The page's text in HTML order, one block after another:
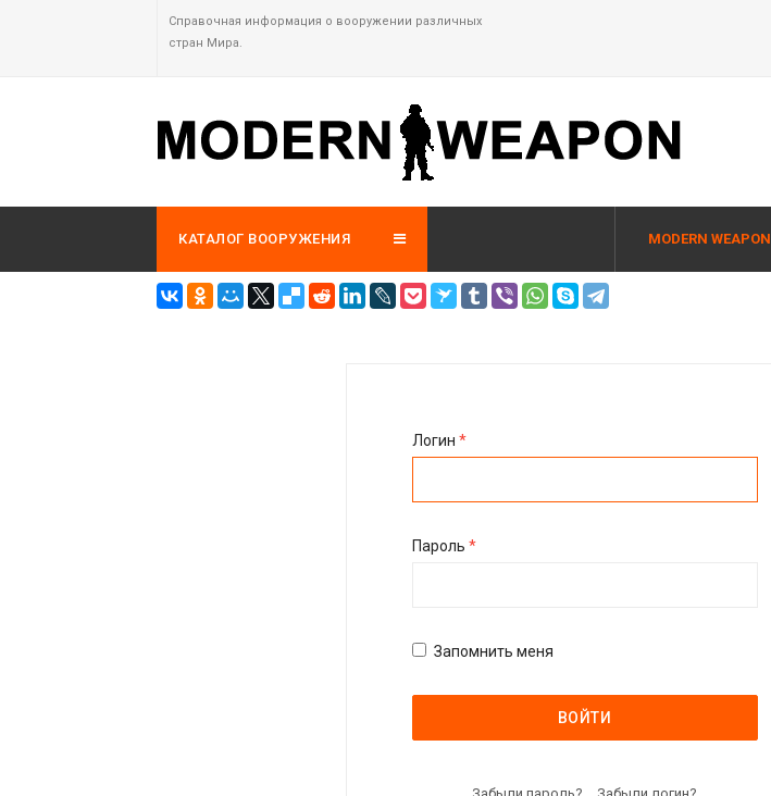
Справочная информация о вооружении различных
стран Мира.
КАТАЛОГ ВООРУЖЕНИЯ MODERN WEAPON
Логин *
Пароль *
Запомнить меня
ВОЙТИ